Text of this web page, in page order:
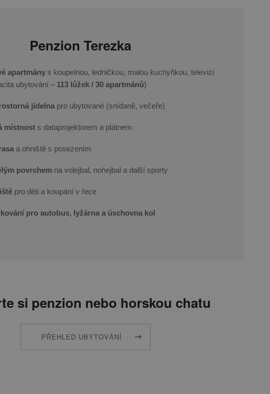
Penzion Terezka
apartmány s koupelnou, ledničkou, malou kuchyňkou, televizí
ubytování – 113 lůžek / 30 apartmánů)
jídelna pro ubytované (snídaně, večeře)
místnost s dataprojektorem a plátnem
a ohniště s posezením
povrchem na volejbal, nohejbal a další sporty
pro děti a koupání v řece
pro autobus, lyžárna a úschovna kol
si penzion nebo horskou chatu
PŘEHLED UBYTOVÁNÍ